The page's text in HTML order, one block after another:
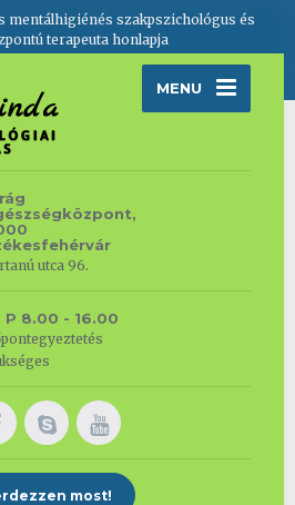
mentálhigiénés szakpszichológus és
terapeuta honlapja
MENU
utca 96.
P 8.00 - 16.00
most!